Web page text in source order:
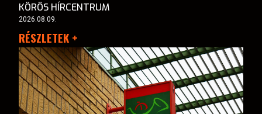
KÖRÖS HÍRCENTRUM
2026.08.09.
RÉSZLETEK +